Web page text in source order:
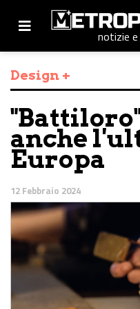
notizie
Design +
anche
Europa
12 Febbraio 2024